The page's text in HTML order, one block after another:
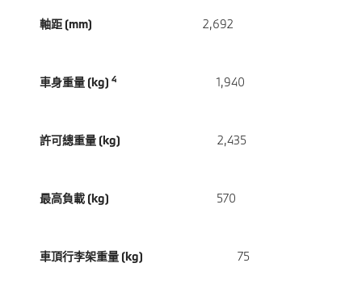
軸距 (mm) 2,692
車身重量 (kg) 4 1,940
許可總重量 (kg) 2,435
最高負載 (kg) 570
車頂行李架重量 (kg) 75